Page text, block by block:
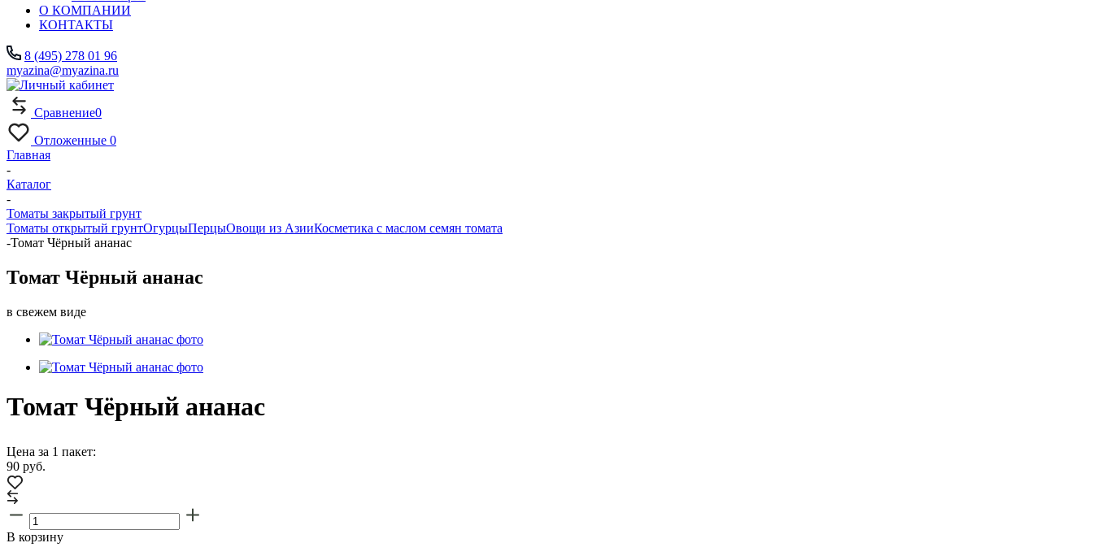
О КОМПАНИИ
КОНТАКТЫ
8 (495) 278 01 96
myazina@myazina.ru
Сравнение0
Отложенные 0
Главная
-
Каталог
-
Томаты закрытый грунт
Томаты открытый грунтОгурцыПерцыОвощи из АзииКосметика с маслом семян томата
-Томат Чёрный ананас
Томат Чёрный ананас
в свежем виде
Томат Чёрный ананас
Цена за 1 пакет:
90 руб.
В корзину